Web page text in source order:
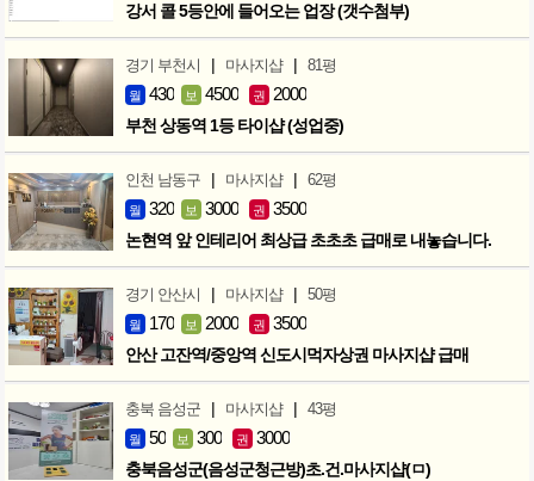
강서 콜 5등안에 들어오는 업장 (갯수첨부)
경기 부천시 | 마사지샵 | 81평
월 430 보 4500 권 2000
부천 상동역 1등 타이샵 (성업중)
인천 남동구 | 마사지샵 | 62평
월 320 보 3000 권 3500
논현역 앞 인테리어 최상급 초초초 급매로 내놓습니다.
경기 안산시 | 마사지샵 | 50평
월 170 보 2000 권 3500
안산 고잔역/중앙역 신도시먹자상권 마사지샵 급매
충북 음성군 | 마사지샵 | 43평
월 50 보 300 권 3000
충북음성군(음성군청근방)초.건.마사지샵(ㅁ)